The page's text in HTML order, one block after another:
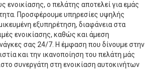
ενοικίασης, ο πελάτης αποτελεί για εμάς
Προσφέρουμε υπηρεσίες υψηλής
εξυπηρέτηση, διαφάνεια στα
ενοικίασης, καθώς και άμεση
σας 24/7. Η έμφαση που δίνουμε στην
και την ικανοποίηση του πελάτη μάς
συνεργάτη στη ενοικίαση αυτοκινήτων